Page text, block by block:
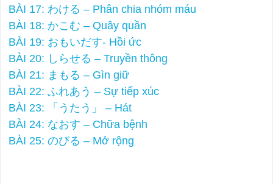
BÀI 17: わける – Phân chia nhóm máu
BÀI 18: かこむ – Quây quần
BÀI 19: おもいだす- Hồi ức
BÀI 20: しらせる – Truyền thông
BÀI 21: まもる – Gìn giữ
BÀI 22: ふれあう – Sự tiếp xúc
BÀI 23: 「うたう」 – Hát
BÀI 24: なおす – Chữa bệnh
BÀI 25: のびる – Mở rộng